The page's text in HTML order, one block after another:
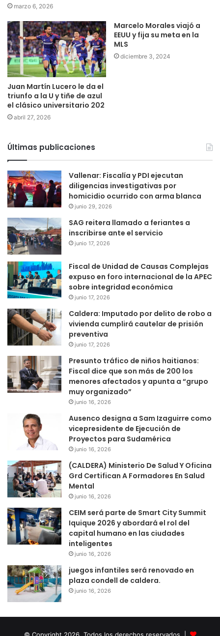
marzo 6, 2026
Juan Martín Lucero le da el
triunfo a la U y tiñe de azul
el clásico universitario 202
abril 27, 2026
Marcelo Morales viajó a
EEUU y fija su meta en la
MLS
diciembre 3, 2024
Últimas publicaciones
Vallenar: Fiscalía y PDI ejecutan
diligencias investigativas por
homicidio ocurrido con arma blanca
junio 29, 2026
SAG reitera llamado a feriantes a
inscribirse ante el servicio
junio 17, 2026
Fiscal de Unidad de Causas Complejas
expuso en foro internacional de la APEC
sobre integridad económica
junio 17, 2026
Caldera: Imputado por delito de robo a
vivienda cumplirá cautelar de prisión
preventiva
junio 17, 2026
Presunto tráfico de niños haitianos:
Fiscal dice que son más de 200 los
menores afectados y apunta a “grupo
muy organizado”
junio 16, 2026
Ausenco designa a Sam Izaguirre como
vicepresidente de Ejecución de
Proyectos para Sudamérica
junio 16, 2026
(CALDERA) Ministerio De Salud Y Oficina
Grd Certifican A Formadores En Salud
Mental
junio 16, 2026
CEIM será parte de Smart City Summit
Iquique 2026 y abordará el rol del
capital humano en las ciudades
inteligentes
junio 16, 2026
juegos infantiles será renovado en
plaza condell de caldera.
junio 16, 2026
© Copyright 2026, Todos los derechos reservados |